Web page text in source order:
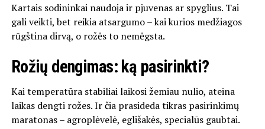
Kartais sodininkai naudoja ir pjuvenas ar spyglius. Tai
gali veikti, bet reikia atsargumo – kai kurios medžiagos
rūgština dirvą, o rožės to nemėgsta.
Rožių dengimas: ką pasirinkti?
Kai temperatūra stabiliai laikosi žemiau nulio, ateina
laikas dengti rožes. Ir čia prasideda tikras pasirinkimų
maratonas – agroplėvelė, eglišakės, specialūs gaubtai.